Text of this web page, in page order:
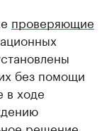
проверяющие
без помощи
в ходе